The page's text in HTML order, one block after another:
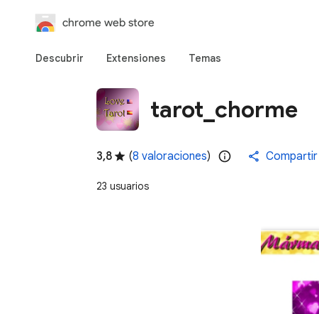
chrome web store
Descubrir Extensiones Temas
tarot_chorme
3,8 (8 valoraciones) Compartir
23 usuarios